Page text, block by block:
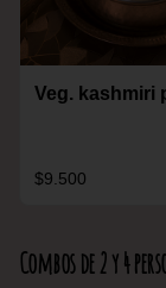
Veg. kashmiri
$9.500
Combos de 2 y 4